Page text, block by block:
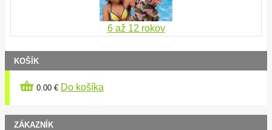
6 až 12 rokov
KOŠÍK
0.00 € Do košíka
ZÁKAZNÍK